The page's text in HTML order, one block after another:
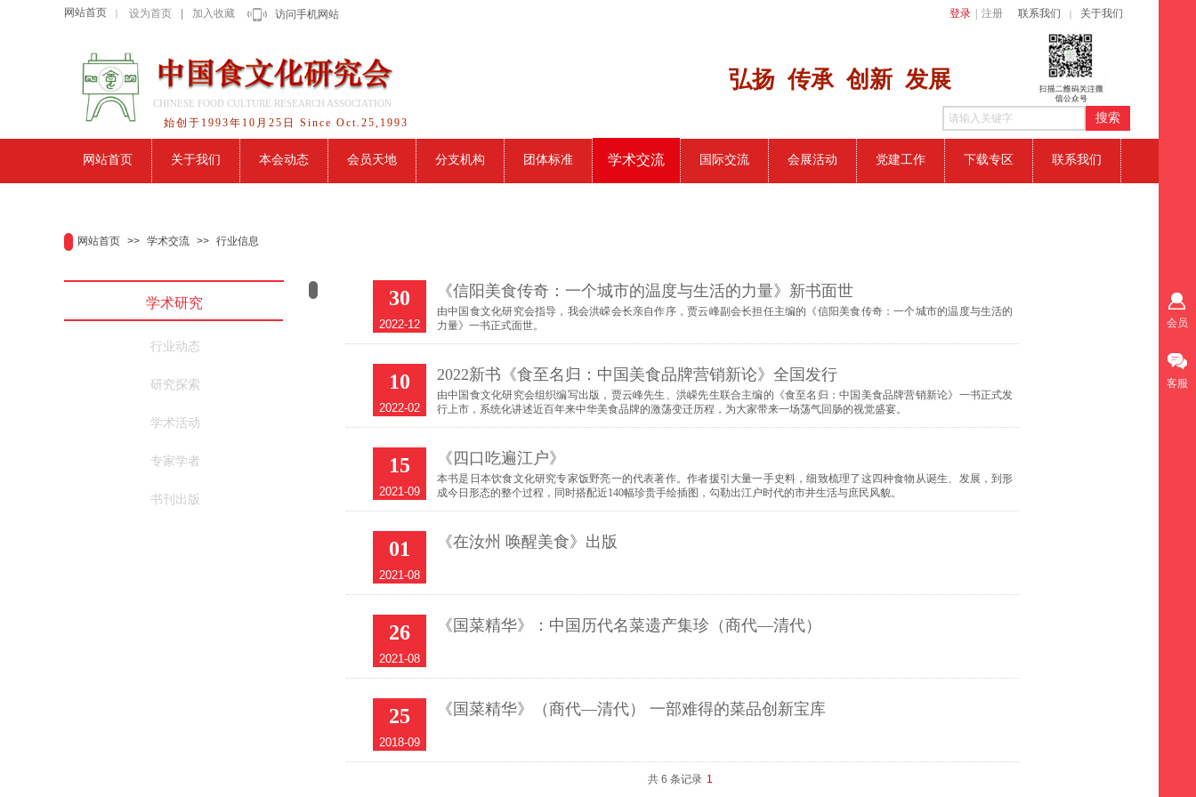
设为首页 加入收藏
网站首页 访问手机网站 登录 注册 联系我们 关于我们
始创于1993年10月25日 Since Oct.25,1993
CHINESE FOOD CULTURE RESEARCH ASSOCIATION
弘扬 传​承 创新 发展
搜索
网站首页 关于我们 本会动态 会员天地 分支机构 团体标准 学术交流 国际交流 会展活动 党建工作 下载专区 联系我们
网站首页 >> 学术交流 >> 行业信息
30
2022-12
《信阳美食传奇：一个城市的温度与生活的力量》新书面世
由中国食文化研究会指导，我会洪嵘会长亲自作序，贾云峰副会长担任主编的《信阳美食传奇：一个城市的温度与生活的
力量》一书正式面世。
10
2022-02
2022新书《食至名归：中国美食品牌营销新论》全国发行
由中国食文化研究会组织编写出版，贾云峰先生、洪嵘先生联合主编的《食至名归：中国美食品牌营销新论》一书正式发
行上市，系统化讲述近百年来中华美食品牌的激荡变迁历程，为大家带来一场荡气回肠的视觉盛宴。
15
2021-09
《四口吃遍江户》
本书是日本饮食文化研究专家饭野亮一的代表著作。作者援引大量一手史料，细致梳理了这四种食物从诞生、发展，到形
成今日形态的整个过程，同时搭配近140幅珍贵手绘插图，勾勒出江户时代的市井生活与庶民风貌。
01
2021-08
《在汝州 唤醒美食》出版
26
2021-08
《国菜精华》：中国历代名菜遗产集珍（商代—清代）
25
2018-09
《国菜精华》（商代—清代） 一部难得的菜品创新宝库
共 6 条记录 1
学术研究
行业动态
研究探索
学术活动
专家学者
书刊出版
会员
客服